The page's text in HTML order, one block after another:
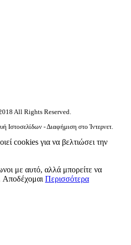
All Rights Reserved.
Ιστοσελίδων - Διαφήμιση στο Ίντερνετ.
cookies για να βελτιώσει την
με αυτό, αλλά μπορείτε να
Αποδέχομαι Περισσότερα